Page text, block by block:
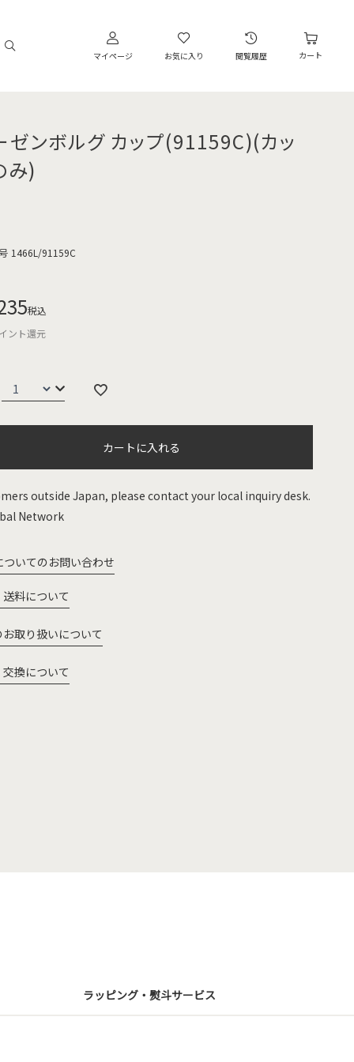
マイページ お気に入り 閲覧履歴 カート
ゼンボルグ カップ(91159C)(カッ
み)
1466L/91159C
税込
ント還元
カートに入れる
outside Japan, please contact your local inquiry desk.
Network
ついてのお問い合わせ
料について
お取り扱いについて
換について
ラッピング・熨斗サービス